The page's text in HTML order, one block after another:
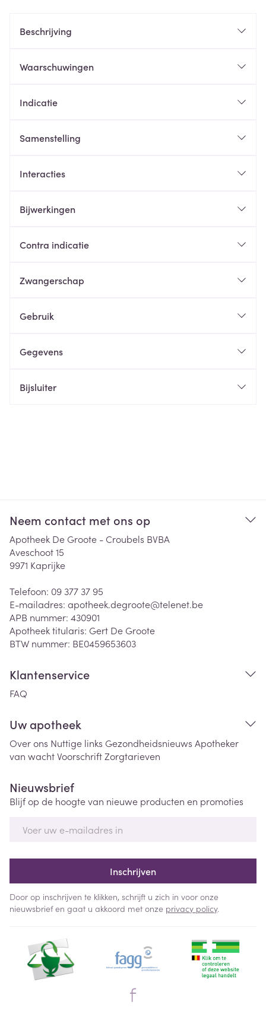
Beschrijving
Waarschuwingen
Indicatie
Samenstelling
Interacties
Bijwerkingen
Contra indicatie
Zwangerschap
Gebruik
Gegevens
Bijsluiter
Neem contact met ons op
Apotheek De Groote - Croubels BVBA
Aveschoot 15
9971 Kaprijke
Telefoon: 09 377 37 95
E-mailadres: apotheek.degroote@telenet.be
APB nummer: 430901
Apotheek titularis: Gert De Groote
BTW nummer: BE0459653603
Klantenservice
FAQ
Uw apotheek
Over ons Nuttige links Gezondheidsnieuws Apotheker
van wachtVoorschriftZorgtarieven
Nieuwsbrief
Blijf op de hoogte van nieuwe producten en promoties
Inschrijven
Door op inschrijven te klikken, schrijft u zich in voor onze
nieuwsbrief en gaat u akkoord met onze privacy policy.